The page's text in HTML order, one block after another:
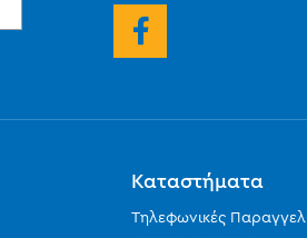
Καταστήματα
Τηλεφωνικές